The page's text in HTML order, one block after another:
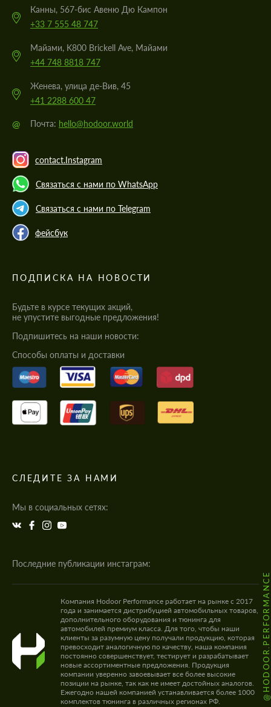
Канны, 567-бис Авеню Дю Кампон
+33 7 555 48 747
Майами, K800 Brickell Ave, Майами
+44 748 8818 747
Женева, улица де-Вив, 45
+41 2288 600 47
@ Почта: hello@hodoor.world
contact.Instagram
Связаться с нами по WhatsApp
Связаться с нами по Telegram
фейсбук
ПОДПИСКА НА НОВОСТИ
Будьте в курсе текущих акций,
не упустите выгодные предложения!
Подпишитесь на наши новости:
Cпособы оплаты и доставки
СЛЕДИТЕ ЗА НАМИ
Мы в социальных сетях:
Последние публикации инстаграм:
@HODOOR.PERFORMANCE
Компания Hodoor Performance работает на рынке с 2017
года и занимается дистрибуцией автомобильных товаров,
дополнительного оборудования и тюнинга для
автомобилей премиум класса. Для того, чтобы наши
клиенты за разумную цену получали продукцию, которая
превосходит аналогичную по качеству, наша компания
постоянно совершенствует, тестирует и разрабатывает
новые ассортиментные предложения. Продукция
компании уверенно завоевывает все более высокие
позиции на рынке, так как не имеет достойных аналогов.
Ежегодно нашей компанией устанавливается более 1000
комплектов тюнинга в различных регионах РФ.